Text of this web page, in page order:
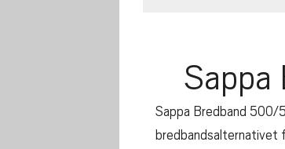
Sappa Bredband 500/
bredbandsalternativet